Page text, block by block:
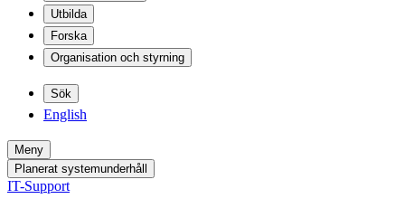
Utbilda
Forska
Organisation och styrning
Sök
English
Meny
Planerat systemunderhåll
IT-Support